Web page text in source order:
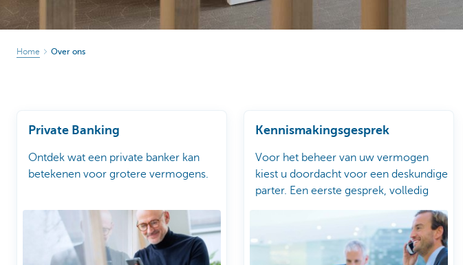
Home Over ons
Private Banking
Ontdek wat een private banker kan
betekenen voor grotere vermogens.
Kennismakingsgesprek
Voor het beheer van uw vermogen
kiest u doordacht voor een deskundige
parter. Een eerste gesprek, volledig